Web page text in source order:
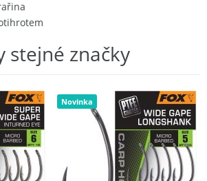
stejné značky
Novinka